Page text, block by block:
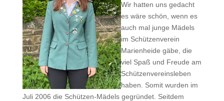
Wir hatten uns gedacht
es wäre schön, wenn es
auch mal junge Mädels
im Schützenverein
Marienheide gäbe, die
viel Spaß und Freude am
Schützenvereinsleben
haben. Somit wurden im
Juli 2006 die Schützen-Mädels gegründet. Seitdem